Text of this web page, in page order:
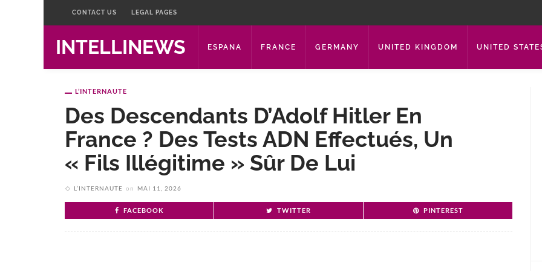
CONTACT US LEGAL PAGES
INTELLINEWS ESPANA FRANCE GERMANY UNITED KINGDOM UNITED
L’INTERNAUTE
Des Descendants D’Adolf Hitler En
France ? Des Tests ADN Effectués, Un
« Fils Illégitime » Sûr De Lui
L’INTERNAUTE on MAI 11, 2026
FACEBOOK TWITTER PINTEREST